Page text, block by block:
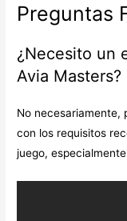
Preguntas
¿Necesito un
Avia Masters?
No necesariamente,
con los requisitos
juego,